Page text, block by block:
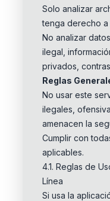
Solo analizar
tenga derecho a
No analizar
ilegal,
privados,
Reglas
No usar este
ilegales,
amenacen la
Cumplir con
aplicables.
4.1. Reglas de
Línea
Si usa la